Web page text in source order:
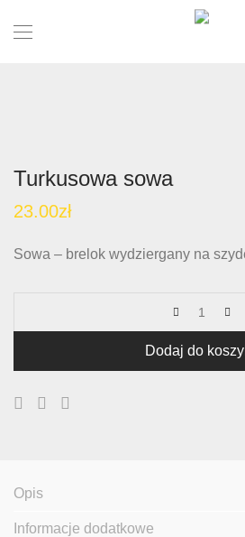
Turkusowa sowa
23.00zł
Sowa – brelok wydziergany na
Dodaj do
Opis
Informacje dodatkowe